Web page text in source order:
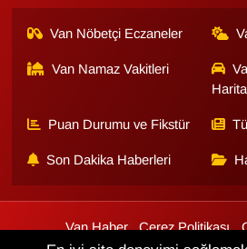
Van Nöbetçi Eczaneler
Van Namaz Vakitleri
Puan Durumu ve Fikstür
Son Dakika Haberleri
Van Haber Çerez Politikası